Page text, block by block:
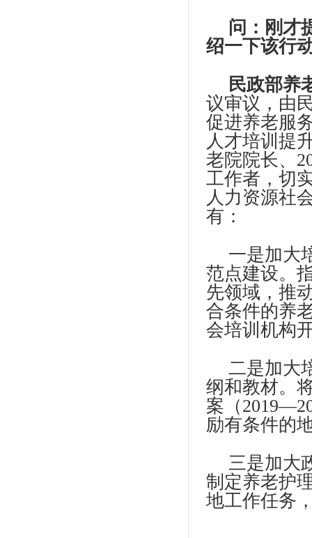
问：刚才
绍一下该行
民政部养
议审议，由
促进养老服
人才培训提
老院院长、
工作者，切
人力资源社
有：
一是加大
范点建设。
先领域，推
合条件的养
会培训机构
二是加大
纲和教材。
案（
励有条件的
三是加大
制定养老护
地工作任务